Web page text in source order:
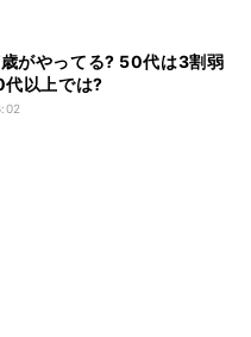
歳がやってる? 50代は3割弱
以上では?